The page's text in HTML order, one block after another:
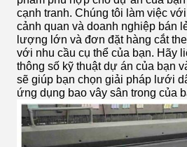
cạnh tranh. Chúng tôi làm việc
cảnh quan và doanh nghiệp bán
lượng lớn và đơn đặt hàng cắt
với nhu cầu cụ thể của bạn. Hãy
thông số kỹ thuật dự án của bạn
sẽ giúp bạn chọn giải pháp lưới
ứng dụng bao vây sân trong của